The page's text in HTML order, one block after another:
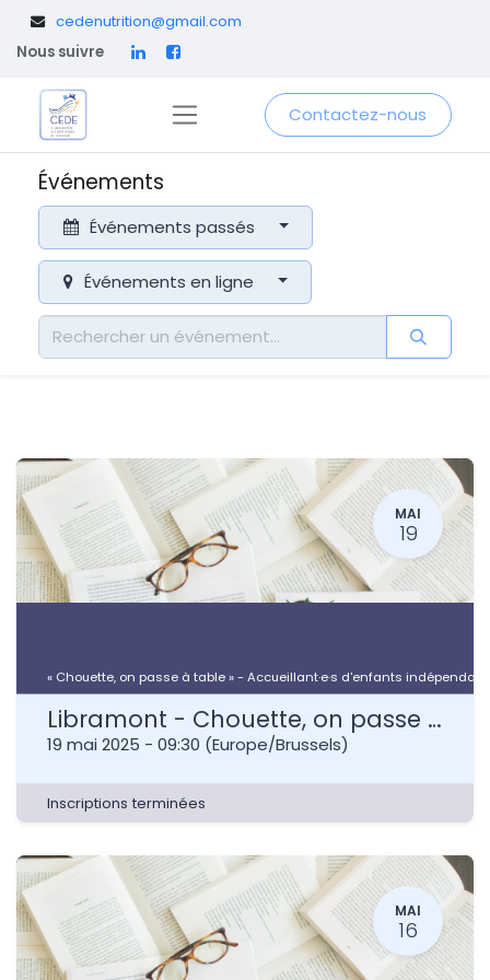
cedenutrition@gmail.com
Nous suivre
Contactez-nous
Événements
Événements passés
Événements en ligne
MAI
19
« Chouette, on passe à table » - Accueillant·e·s d'enfants
Libramont - Chouette, on passe à table - Accueillant·e·s d'enfants indépendant·e·s
19 mai 2025 - 09:30 (Europe/Brussels)
Inscriptions terminées
MAI
16